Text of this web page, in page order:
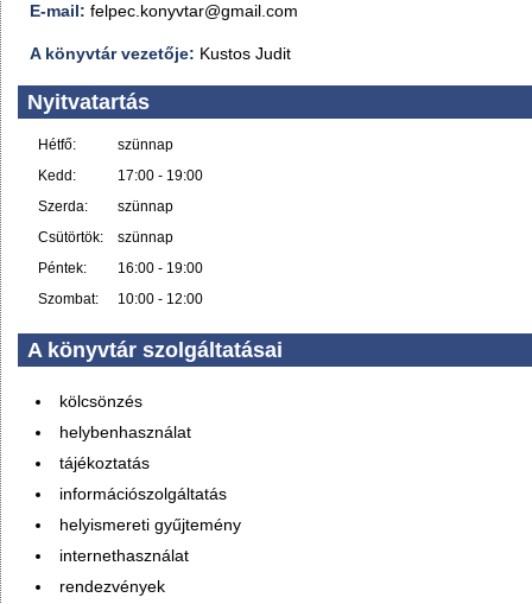
E-mail: felpec.konyvtar@gmail.com
A könyvtár vezetője: Kustos Judit
Nyitvatartás
Hétfő:
szünnap
Kedd:
17:00 - 19:00
Szerda:
szünnap
Csütörtök:
szünnap
Péntek:
16:00 - 19:00
Szombat:
10:00 - 12:00
A könyvtár szolgáltatásai
kölcsönzés
helybenhasználat
tájékoztatás
információszolgáltatás
helyismereti gyűjtemény
internethasználat
rendezvények